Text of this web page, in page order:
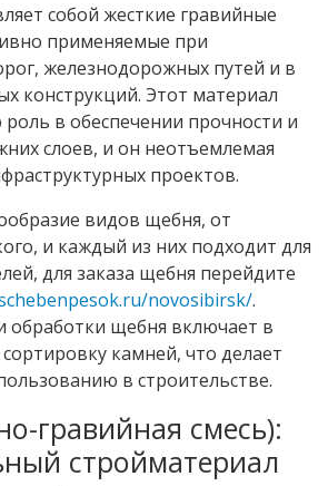
собой жесткие гравийные
применяемые при
железнодорожных путей и в
конструкций. Этот материал
в обеспечении прочности и
слоев, и он неотъемлемая
проектов.
видов щебня, от
и каждый из них подходит для
для заказа щебня перейдите
novosibirsk/.
обработки щебня включает в
камней, что делает
в строительстве.
гравийная смесь):
стройматериал